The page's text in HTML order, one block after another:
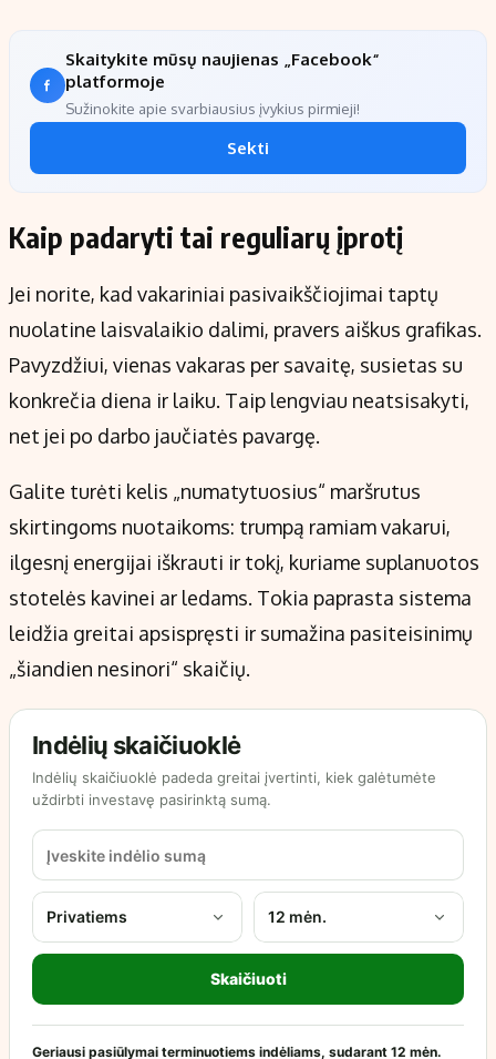
Skaitykite mūsų naujienas „Facebook“
platformoje
Sužinokite apie svarbiausius įvykius pirmieji!
Sekti
Kaip padaryti tai reguliarų įprotį
Jei norite, kad vakariniai pasivaikščiojimai taptų
nuolatine laisvalaikio dalimi, pravers aiškus grafikas.
Pavyzdžiui, vienas vakaras per savaitę, susietas su
konkrečia diena ir laiku. Taip lengviau neatsisakyti,
net jei po darbo jaučiatės pavargę.
Galite turėti kelis „numatytuosius“ maršrutus
skirtingoms nuotaikoms: trumpą ramiam vakarui,
ilgesnį energijai iškrauti ir tokį, kuriame suplanuotos
stotelės kavinei ar ledams. Tokia paprasta sistema
leidžia greitai apsispręsti ir sumažina pasiteisinimų
„šiandien nesinori“ skaičių.